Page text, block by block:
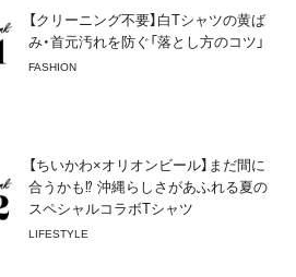
【クリーニング不要】白Tシャツの黄ば
み・首元汚れを防ぐ「落とし方のコツ」
FASHION
【ちいかわ×オリオンビール】まだ間に
合うかも⁉︎ 沖縄らしさがあふれる夏の
スペシャルコラボTシャツ
LIFESTYLE